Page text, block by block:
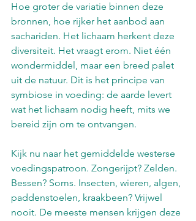
Hoe groter de variatie binnen deze
bronnen, hoe rijker het aanbod aan
sachariden. Het lichaam herkent deze
diversiteit. Het vraagt erom. Niet één
wondermiddel, maar een breed palet
uit de natuur. Dit is het principe van
symbiose in voeding: de aarde levert
wat het lichaam nodig heeft, mits we
bereid zijn om te ontvangen.
Kijk nu naar het gemiddelde westerse
voedingspatroon. Zongerijpt? Zelden.
Bessen? Soms. Insecten, wieren, algen,
paddenstoelen, kraakbeen? Vrijwel
nooit. De meeste mensen krijgen deze